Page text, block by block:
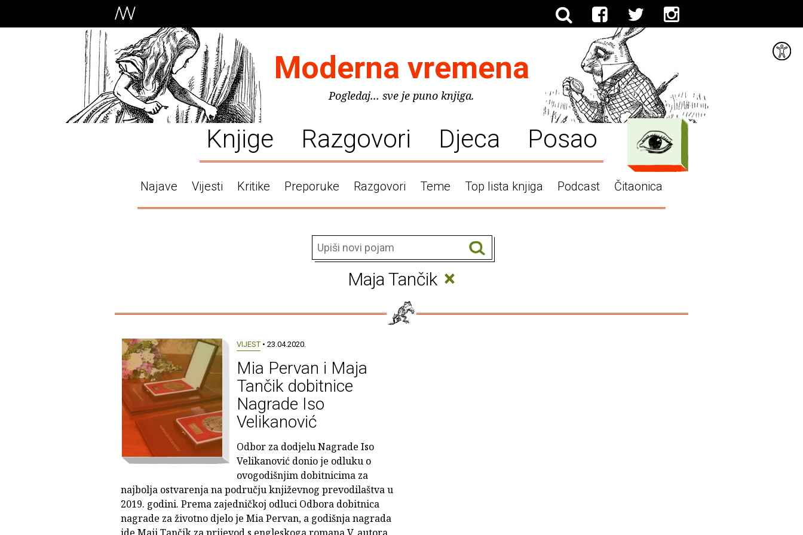
Moderna vremena
Pogledaj... sve je puno knjiga.
Knjige Razgovori Djeca Posao
Najave Vijesti Kritike Preporuke Razgovori Teme Top lista knjiga Podcast Čitaonica
Maja Tančik ×
VIJEST • 23.04.2020.
Mia Pervan i Maja
Tančik dobitnice
Nagrade Iso
Velikanović
Odbor za dodjelu Nagrade Iso
Velikanović donio je odluku o
ovogodišnjim dobitnicima za
najbolja ostvarenja na području književnog prevodilaštva u
2019. godini. Prema zajedničkoj odluci Odbora dobitnica
nagrade za životno djelo je Mia Pervan, a godišnja nagrada